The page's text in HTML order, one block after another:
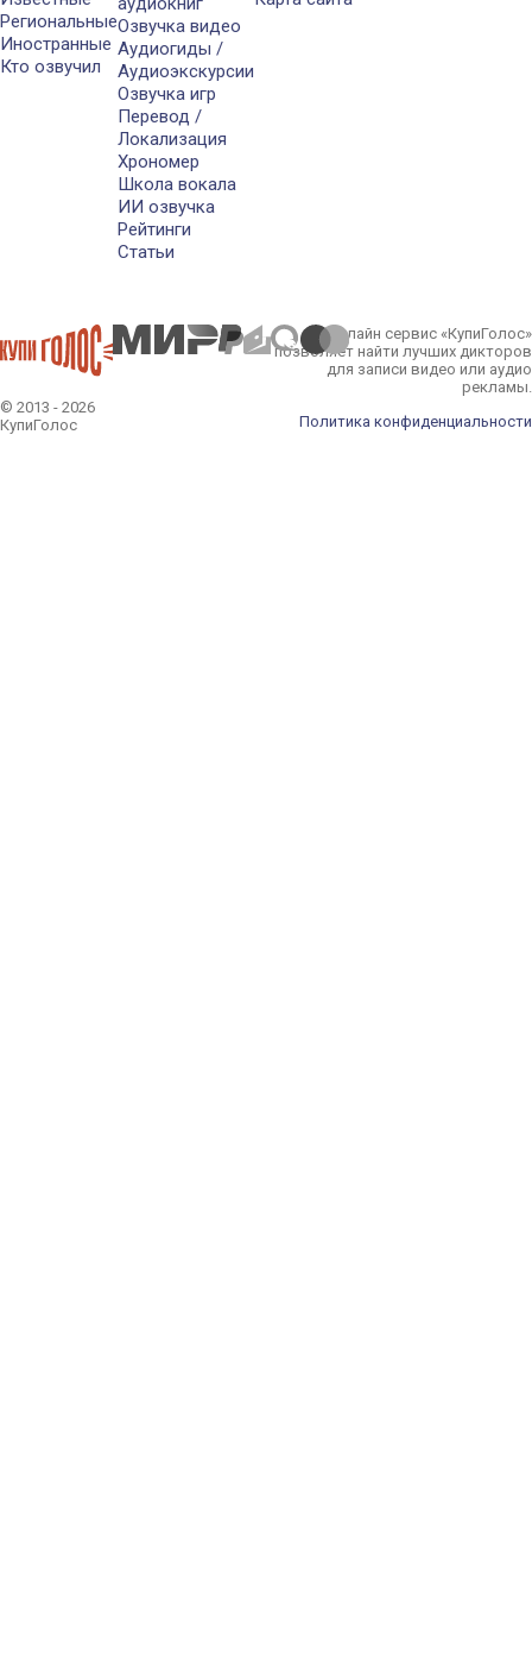
Региональные
Иностранные
Кто озвучил
Озвучка видео
Аудиогиды /
Аудиоэкскурсии
Озвучка игр
Перевод /
Локализация
Хрономер
Школа вокала
ИИ озвучка
Рейтинги
Статьи
© 2013 - 2026
КупиГолос
Онлайн сервис «КупиГолос»
позволяет найти лучших дикторов
для записи видео или аудио
рекламы.
Политика конфиденциальности